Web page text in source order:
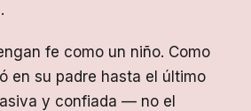
fe como un niño. Como
en su padre hasta el último
y confiada — no el